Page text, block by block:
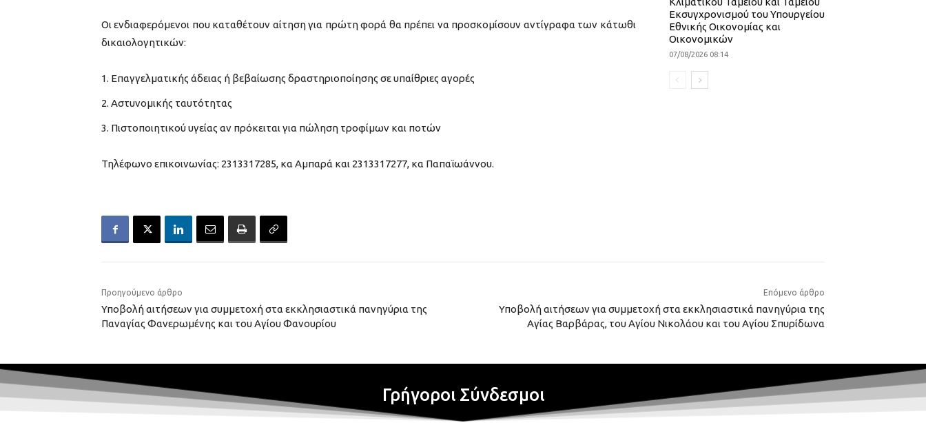
Οι ενδιαφερόμενοι που καταθέτουν αίτηση για πρώτη φορά θα πρέπει να προσκομίσουν αντίγραφα των κάτωθι
δικαιολογητικών:
Επαγγελματικής άδειας ή βεβαίωσης δραστηριοποίησης σε υπαίθριες αγορές
Αστυνομικής ταυτότητας
Πιστοποιητικού υγείας αν πρόκειται για πώληση τροφίμων και ποτών
Τηλέφωνο επικοινωνίας: 2313317285, κα Αμπαρά και 2313317277, κα Παπαϊωάννου.
Εκσυγχρονισμού του Υπουργείου
Εθνικής Οικονομίας και
Οικονομικών
07/08/2026 08:14
Προηγούμενο άρθρο
Υποβολή αιτήσεων για συμμετοχή στα εκκλησιαστικά πανηγύρια της
Παναγίας Φανερωμένης και του Αγίου Φανουρίου
Επόμενο άρθρο
Υποβολή αιτήσεων για συμμετοχή στα εκκλησιαστικά πανηγύρια της
Aγίας Βαρβάρας, του Αγίου Νικολάου και του Αγίου Σπυρίδωνα
Γρήγοροι Σύνδεσμοι